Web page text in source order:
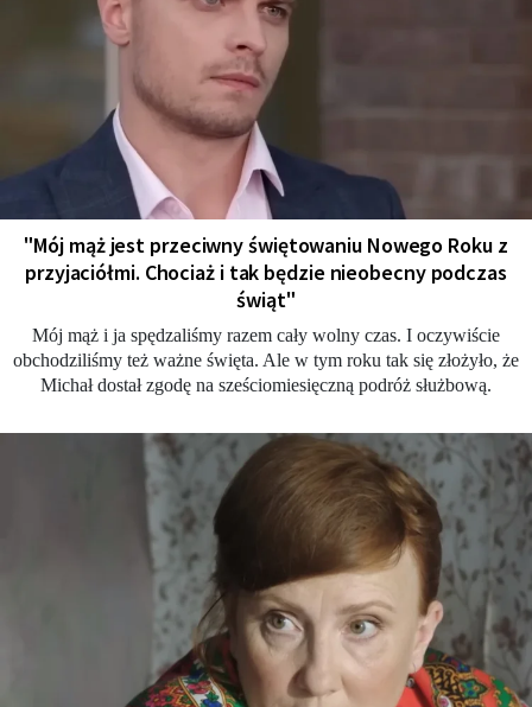
"Mój mąż jest przeciwny świętowaniu Nowego Roku z
przyjaciółmi. Chociaż i tak będzie nieobecny podczas
świąt"
Mój mąż i ja spędzaliśmy razem cały wolny czas. I oczywiście
obchodziliśmy też ważne święta. Ale w tym roku tak się złożyło, że
Michał dostał zgodę na sześciomiesięczną podróż służbową.